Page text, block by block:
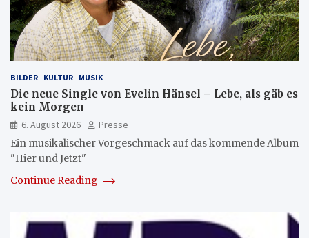
BILDER KULTUR MUSIK
Die neue Single von Evelin Hänsel – Lebe, als gäb es
kein Morgen
6. August 2026
Presse
Ein musikalischer Vorgeschmack auf das kommende Album
"Hier und Jetzt"
Continue Reading